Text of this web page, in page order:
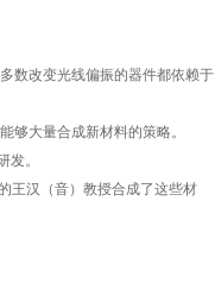
数改变光线偏振的器件都依赖于
够大量合成新材料的策略。
。
王汉（音）教授合成了这些材